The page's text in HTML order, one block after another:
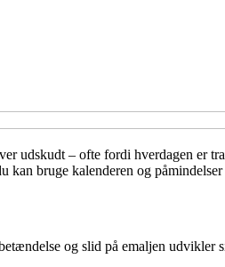
udskudt – ofte fordi hverdagen er
bruge kalenderen og
og slid på emaljen udvikler